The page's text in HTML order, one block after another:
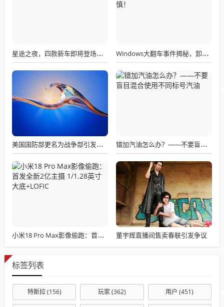
星途之夜，四款新车即将登场，未来道路明朗化 Windows大翻车事件揭秘，卸载也出错，微软建议需谨慎！
美国国防部更名为战争部引发关注热议 错加汽油怎么办？——不要盲目混合使用不同标号汽油
小米18 Pro Max影像偷跑：首发全新2亿主摄 1/1.28英寸大底+LOFIC 董宇辉直播间售卖春联引发争议
标签列表
特斯拉(156) 玩家(362) 用户 (451)